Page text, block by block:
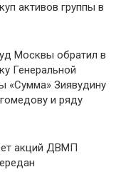
активов группы в
Москвы обратил в
Генеральной
«Сумма» Зиявудину
и ряду
акций ДВМП